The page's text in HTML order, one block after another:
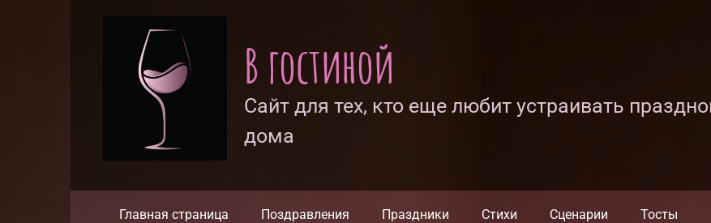
В гостиной
Сайт для тех, кто еще любит устраивать
дома
Главная страница Поздравления Праздники Стихи Сценарии Тосты